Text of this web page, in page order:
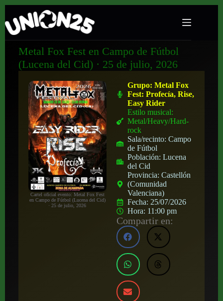
Metal Fox Fest en Campo de Fútbol
(Lucena del Cid) · 25 de julio, 2026
Cartel oficial evento: Metal Fox Fest
en Campo de Fútbol (Lucena del Cid)
· 25 de julio, 2026
Grupo:Metal Fox
Fest: Profecía, Rise,
Easy Rider
Estilo musical:
Metal/Heavy/Hard-
rock
Sala/recinto:Campo
de Fútbol
Población:Lucena
del Cid
Provincia:Castellón
(Comunidad
Valenciana)
Fecha: 25/07/2026
Hora: 11:00 pm
Compartir en: